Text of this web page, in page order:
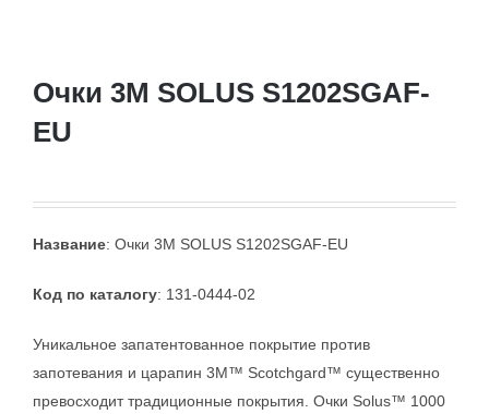
Очки 3M SOLUS S1202SGAF-
EU
Название: Очки 3M SOLUS S1202SGAF-EU
Код по каталогу: 131-0444-02
Уникальное запатентованное покрытие против
запотевания и царапин 3М™ Scotchgard™ существенно
превосходит традиционные покрытия. Очки Solus™ 1000